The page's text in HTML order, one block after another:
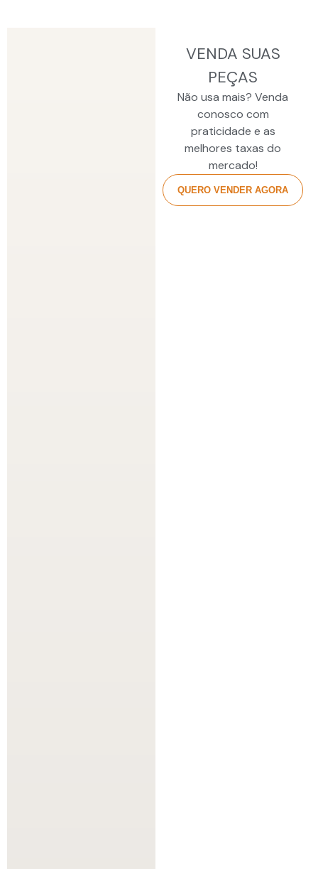
VENDA SUAS
PEÇAS
Não usa mais? Venda
conosco com
praticidade e as
melhores taxas do
mercado!
QUERO VENDER AGORA